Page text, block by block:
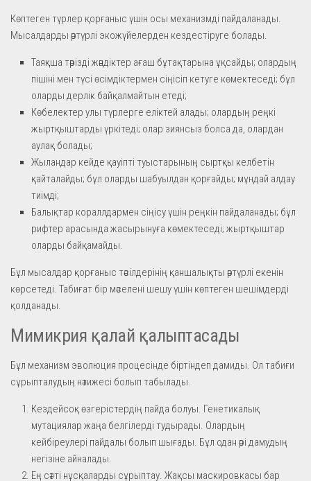
Көптеген түрлер қорғаныс үшін осы механизмді пайдаланады.
Мысалдарды әртүрлі экожүйелерден кездестіруге болады.
Таяқша тәрізді жәндіктер ағаш бұтақтарына ұқсайды; олардың
пішіні мен түсі өсімдіктермен сіңісіп кетуге көмектеседі; бұл
оларды дерлік байқалмайтын етеді;
Көбелектер улы түрлерге еліктей алады; олардың реңкі
жыртқыштарды үркітеді; олар зиянсыз болса да, олардан
аулақ болады;
Жыландар кейде қауіпті туыстарының сыртқы келбетін
қайталайды; бұл оларды шабуылдан қорғайды; мұндай алдау
тиімді;
Балықтар кораллдармен сіңісу үшін реңкін пайдаланады; бұл
рифтер арасында жасырынуға көмектеседі; жыртқыштар
оларды байқамайды.
Бұл мысалдар қорғаныс тәсілдерінің қаншалықты әртүрлі екенін
көрсетеді. Табиғат бір мәселені шешу үшін көптеген шешімдерді
қолданады.
Мимикрия қалай қалыптасады
Бұл механизм эволюция процесінде біртіндеп дамиды. Ол табиғи
сұрыпталудың нәтижесі болып табылады.
Кездейсоқ өзгерістердің пайда болуы. Генетикалық
мутациялар жаңа белгілерді тудырады. Олардың
кейбіреулері пайдалы болып шығады. Бұл одан әрі дамудың
негізіне айналады.
Ең сәтті нұсқаларды сұрыптау. Жақсы маскировкасы бар